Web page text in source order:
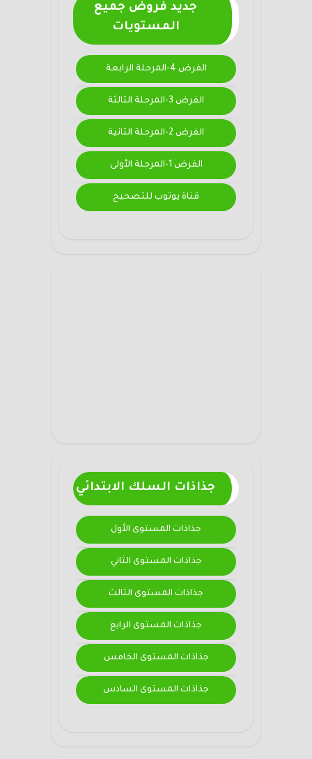
جديد فروض جميع
المستويات
الفرض 4-المرحلة الرابعة
الفرض 3-المرحلة الثالثة
الفرض 2-المرحلة الثانية
الفرض 1-المرحلة الأولى
قناة يوتوب للتصحيح
جذاذات السلك الابتدائي
جذاذات المستوى الأول
جذاذات المستوى الثاني
جذاذات المستوى الثالث
جذاذات المستوى الرابع
جذاذات المستوى الخامس
جذاذات المستوى السادس